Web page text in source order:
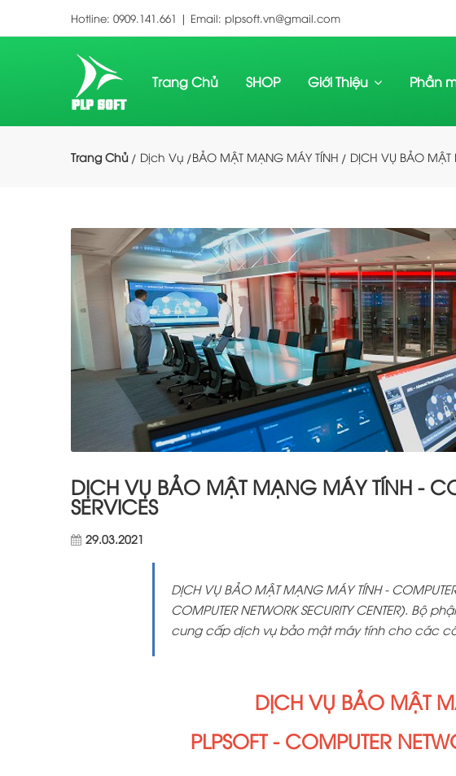
Hotline: 0909.141.661 | Email: plpsoft.vn@gmail.com
Trang Chủ SHOP Giới Thiệu Phần
Trang Chủ Dịch Vụ BẢO MẬT MẠNG MÁY TÍNH DỊCH VỤ BẢO MẬT
DỊCH VỤ BẢO MẬT MẠNG MÁY TÍNH -
SERVICES
29.03.2021
DỊCH VỤ BẢO MẬT MẠNG MÁY TÍNH - COMPUTER
COMPUTER NETWORK SECURITY CENTER).
cung cấp dịch vụ bảo mật máy tính cho các
DỊCH VỤ BẢO MẬT
PLPSOFT - COMPUTER